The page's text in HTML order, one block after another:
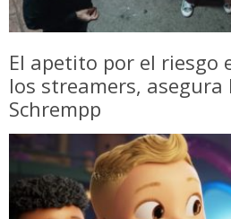
El apetito por el riesgo
los streamers, asegura
Schrempp